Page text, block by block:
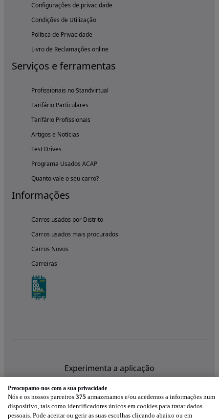
Configurações de privacidade
Condições de Utilização
Política de Privacidade
Livro de Reclamações online
Serviços e ferramentas
Profissionais no Standvirtual
Tarifário Particulares
Tarifário Profissionais
Artigos e Notícias
Test Drives
Programa Usados ACAP
Quanto vale o seu carro?
Informações
Carros usados por Distrito
Carros usados mais procurados
Carros Novos
Carreiras
Experimenta a aplicação
Preocupamo-nos com a sua privacidade
Nós e os nossos parceiros 375 armazenamos e/ou acedemos a informações num
dispositivo, tais como identificadores únicos em cookies para tratar dados
pessoais. Pode aceitar ou gerir as suas escolhas clicando abaixo ou em